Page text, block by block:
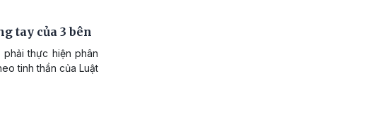
tay của 3 bên
thực hiện phân
tinh thần của Luật